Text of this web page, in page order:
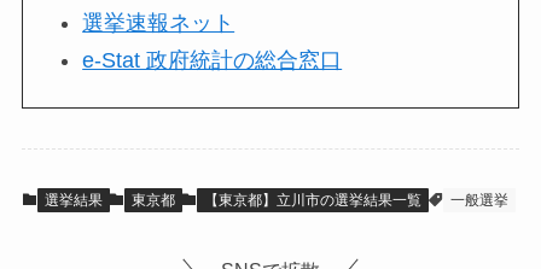
選挙速報ネット
e-Stat 政府統計の総合窓口
選挙結果 東京都 【東京都】立川市の選挙結果一覧 一般選挙